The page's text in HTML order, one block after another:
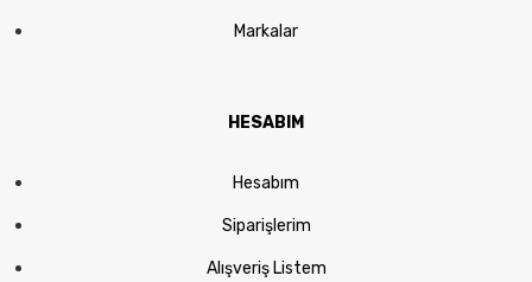
Markalar
HESABIM
Hesabım
Siparişlerim
Alışveriş Listem